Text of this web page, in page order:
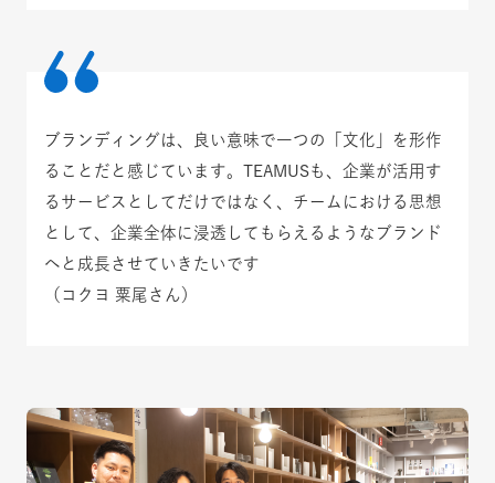
ブランディングは、良い意味で一つの「文化」を形作
ることだと感じています。TEAMUSも、企業が活用す
るサービスとしてだけではなく、チームにおける思想
として、企業全体に浸透してもらえるようなブランド
へと成長させていきたいです
（コクヨ 粟尾さん）